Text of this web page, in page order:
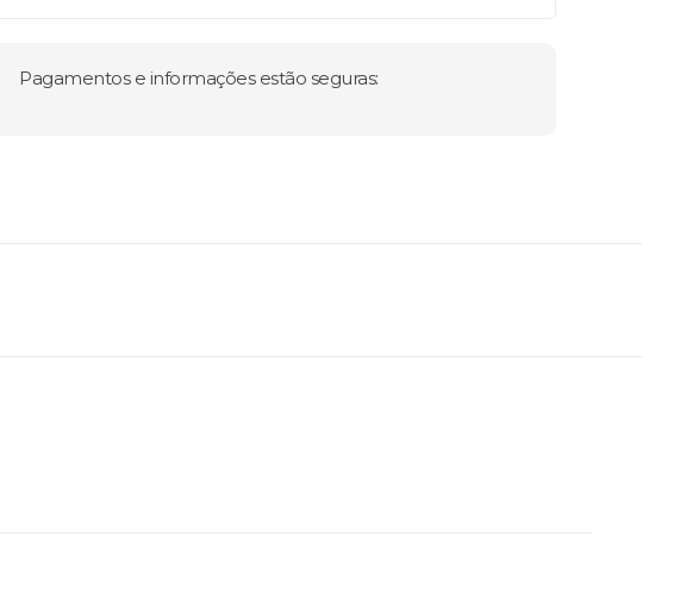
Pagamentos e informações estão seguras: